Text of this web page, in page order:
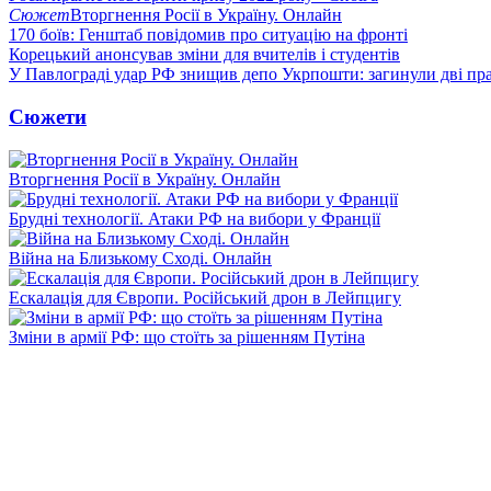
СюжетВторгнення Росії в Україну. Онлайн
170 боїв: Генштаб повідомив про ситуацію на фронті
Корецький анонсував зміни для вчителів і студентів
У Павлограді удар РФ знищив депо Укрпошти: загинули дві
Сюжети
Вторгнення Росії в Україну. Онлайн
Брудні технології. Атаки РФ на вибори у Франції
Війна на Близькому Сході. Онлайн
Ескалація для Європи. Російський дрон в Лейпцигу
Зміни в армії РФ: що стоїть за рішенням Путіна